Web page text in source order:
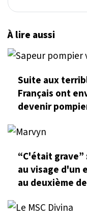
À lire aussi
Suite aux
Français ont
devenir
“C'était grave”
au visage d'un
au deuxième